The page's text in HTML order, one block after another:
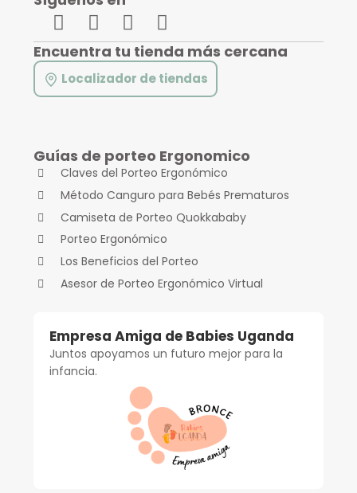
Encuentra tu tienda más cercana
Localizador de tiendas
Guías de porteo Ergonomico
Claves del Porteo Ergonómico
Método Canguro para Bebés Prematuros
Camiseta de Porteo Quokkababy
Porteo Ergonómico
Los Beneficios del Porteo
Asesor de Porteo Ergonómico Virtual
Empresa Amiga de Babies Uganda
Juntos apoyamos un futuro mejor para la
infancia.